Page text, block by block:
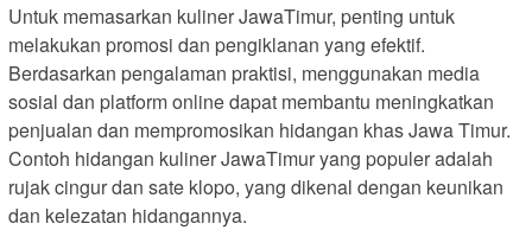
Untuk memasarkan kuliner JawaTimur, penting untuk
melakukan promosi dan pengiklanan yang efektif.
Berdasarkan pengalaman praktisi, menggunakan media
sosial dan platform online dapat membantu meningkatkan
penjualan dan mempromosikan hidangan khas Jawa Timur.
Contoh hidangan kuliner JawaTimur yang populer adalah
rujak cingur dan sate klopo, yang dikenal dengan keunikan
dan kelezatan hidangannya.